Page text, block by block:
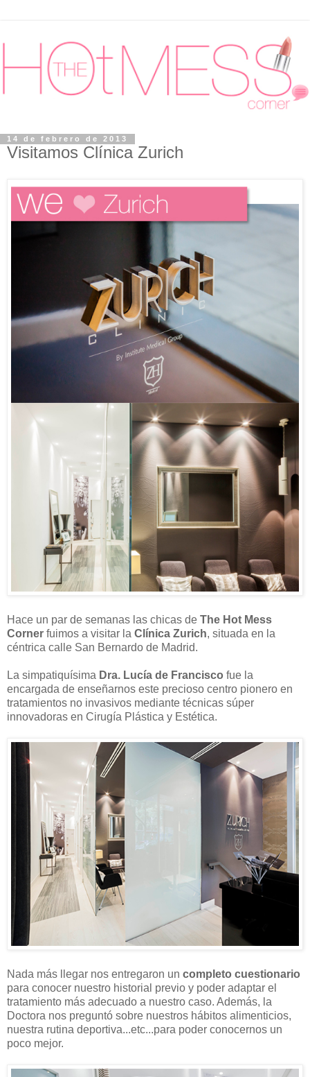
14 de febrero de 2013
Visitamos Clínica Zurich
Hace un par de semanas las chicas de The Hot Mess
Corner fuimos a visitar la Clínica Zurich, situada en la
céntrica calle San Bernardo de Madrid.
La simpatiquísima Dra. Lucía de Francisco fue la
encargada de enseñarnos este precioso centro pionero en
tratamientos no invasivos mediante técnicas súper
innovadoras en Cirugía Plástica y Estética.
Nada más llegar nos entregaron un completo cuestionario
para conocer nuestro historial previo y poder adaptar el
tratamiento más adecuado a nuestro caso. Además, la
Doctora nos preguntó sobre nuestros hábitos alimenticios,
nuestra rutina deportiva...etc...para poder conocernos un
poco mejor.